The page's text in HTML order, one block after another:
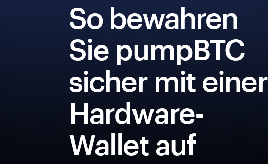
So bewahren
Sie pumpBTC
sicher mit einer
Hardware-
Wallet auf